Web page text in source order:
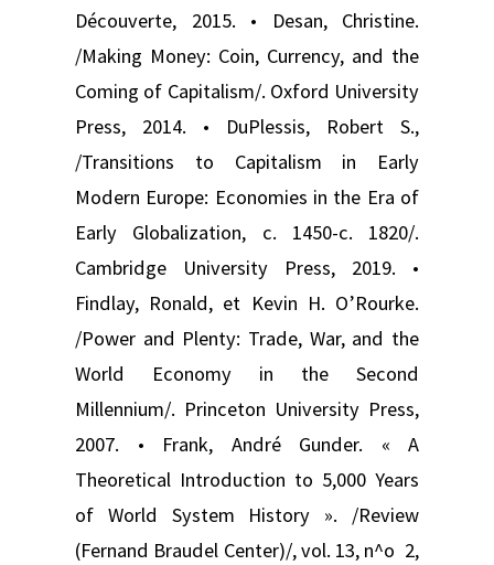
Découverte, 2015. • Desan, Christine.
/Making Money: Coin, Currency, and the
Coming of Capitalism/. Oxford University
Press, 2014. • DuPlessis, Robert S.,
/Transitions to Capitalism in Early
Modern Europe: Economies in the Era of
Early Globalization, c. 1450-c. 1820/.
Cambridge University Press, 2019. •
Findlay, Ronald, et Kevin H. O’Rourke.
/Power and Plenty: Trade, War, and the
World Economy in the Second
Millennium/. Princeton University Press,
2007. • Frank, André Gunder. « A
Theoretical Introduction to 5,000 Years
of World System History ». /Review
(Fernand Braudel Center)/, vol. 13, n^o 2,